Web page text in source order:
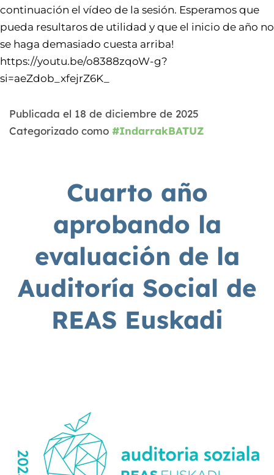
continuación el vídeo de la sesión. Esperamos que
pueda resultaros de utilidad y que el inicio de año no
se haga demasiado cuesta arriba!
https://youtu.be/o8388zqoW-g?
si=aeZdob_xfejrZ6K_
Publicada el 18 de diciembre de 2025
Categorizado como #IndarrakBATUZ
Cuarto año
aprobando la
evaluación de la
Auditoría Social de
REAS Euskadi